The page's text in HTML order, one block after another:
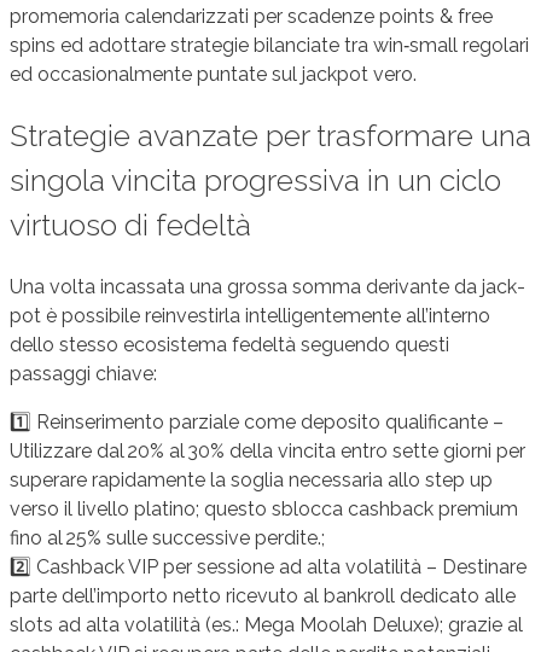
promemoria calendarizzati per scadenze points & free
spins ed adottare strategie bilanciate tra win‑small regolari
ed occasionalmente puntate sul jack­pot vero.
Strategie avanzate per trasformare una
singola vincita progressiva in un ciclo
virtuoso di fedeltà
Una volta incassata una grossa somma derivante da jack­
pot è possibile reinvestirla intelligentemente all’interno
dello stesso ecosistema fedeltà seguendo questi
passaggi chiave:
1️⃣ Reinserimento parziale come deposito qualificante –
Utilizzare dal 20% al 30% della vincita entro sette giorni per
superare rapidamente la soglia necessaria allo step up
verso il livello platino; questo sblocca cashback premium
fino al 25% sulle successive perdite.;
2️⃣ Cashback VIP per sessione ad alta volatilità – Destinare
parte dell’importo netto ricevuto al bankroll dedicato alle
slots ad alta volatilità (es.: Mega Moolah Deluxe); grazie al